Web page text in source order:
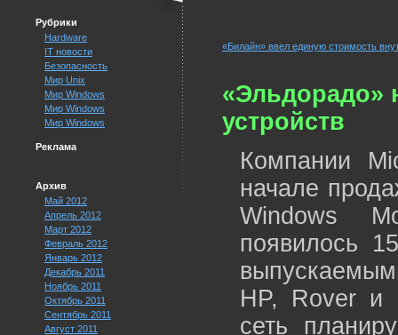
Рубрики
Hardware
IT новости
Безопасность
Мир Unix
Мир Windows
Мир Windows
Мир Windows
Реклама
Архив
Май 2012
Апрель 2012
Март 2012
Февраль 2012
Январь 2012
Декабрь 2011
Ноябрь 2011
Октябрь 2011
Сентябрь 2011
Август 2011
«Билайн» ввел единую стоимость
«Эльдорадо»
устройств
Компании
начале
Windows
появилось
HP, Rover и
сеть